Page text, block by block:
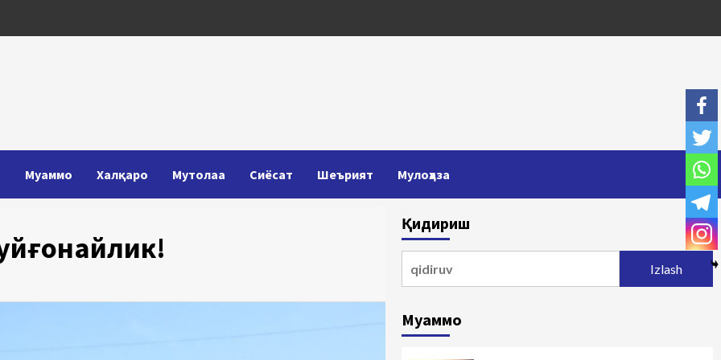
Муаммо Халқаро Мутолаа Сиёсат Шеърият Мулоҳаза
Қидириш
Муаммо